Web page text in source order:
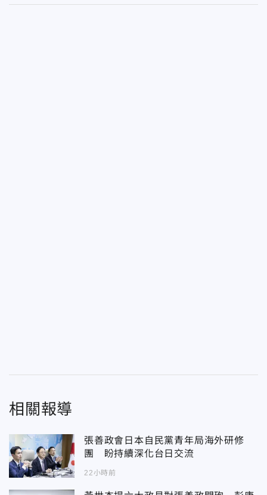
相關報導
張善政會日本自民黨青年局海外研修
團 盼持續深化台日交流
22小時前